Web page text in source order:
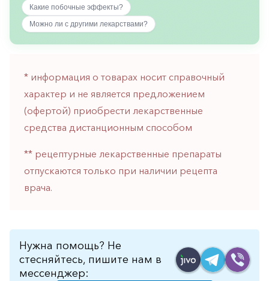
горло-
нос
Хирургия
железа
Какие побочные эффекты?
Можно ли с другими лекарствами?
* информация о товарах носит справочный
характер и не является предложением
(офертой) приобрести лекарственные
средства дистанционным способом
** рецептурные лекарственные препараты
отпускаются только при наличии рецепта
врача.
Нужна помощь? Не
стесняйтесь, пишите нам в
мессенджер: